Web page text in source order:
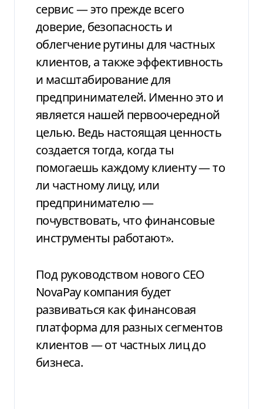
сервис — это прежде всего
доверие, безопасность и
облегчение рутины для частных
клиентов, а также эффективность
и масштабирование для
предпринимателей. Именно это и
является нашей первоочередной
целью. Ведь настоящая ценность
создается тогда, когда ты
помогаешь каждому клиенту — то
ли частному лицу, или
предпринимателю —
почувствовать, что финансовые
инструменты работают».
Под руководством нового CEO
NovaPay компания будет
развиваться как финансовая
платформа для разных сегментов
клиентов — от частных лиц до
бизнеса.